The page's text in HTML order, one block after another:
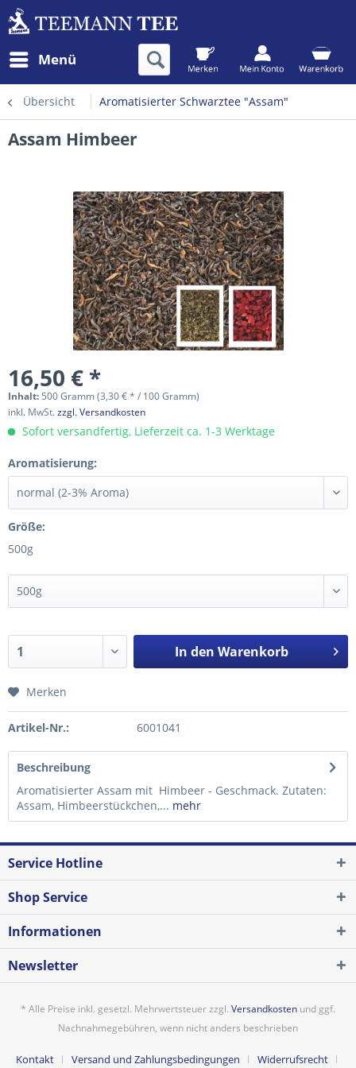
Menü
Übersicht Aromatisierter Schwarztee "Assam"
Assam Himbeer
16,50 € *
Inhalt: 500 Gramm (3,30 € * / 100 Gramm)
inkl. MwSt.zzgl. Versandkosten
Sofort versandfertig, Lieferzeit ca. 1-3 Werktage
Aromatisierung:
Größe:
500g
In den Warenkorb
Merken
Artikel-Nr.: 6001041
Beschreibung
Aromatisierter Assam mit Himbeer - Geschmack. Zutaten:
Assam, Himbeerstückchen,... mehr
Service Hotline
Shop Service
Informationen
Newsletter
* Alle Preise inkl. gesetzl. Mehrwertsteuer zzgl. Versandkosten und ggf.
Nachnahmegebühren, wenn nicht anders beschrieben
Kontakt Versand und Zahlungsbedingungen Widerrufsrecht